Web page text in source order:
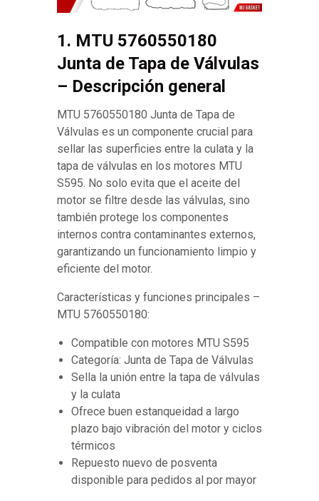
1. MTU 5760550180
Junta de Tapa de Válvulas
– Descripción general
MTU 5760550180 Junta de Tapa de
Válvulas es un componente crucial para
sellar las superficies entre la culata y la
tapa de válvulas en los motores MTU
S595. No solo evita que el aceite del
motor se filtre desde las válvulas, sino
también protege los componentes
internos contra contaminantes externos,
garantizando un funcionamiento limpio y
eficiente del motor.
Características y funciones principales –
MTU 5760550180:
Compatible con motores MTU S595
Categoría: Junta de Tapa de Válvulas
Sella la unión entre la tapa de válvulas
y la culata
Ofrece buen estanqueidad a largo
plazo bajo vibración del motor y ciclos
térmicos
Repuesto nuevo de posventa
disponible para pedidos al por mayor